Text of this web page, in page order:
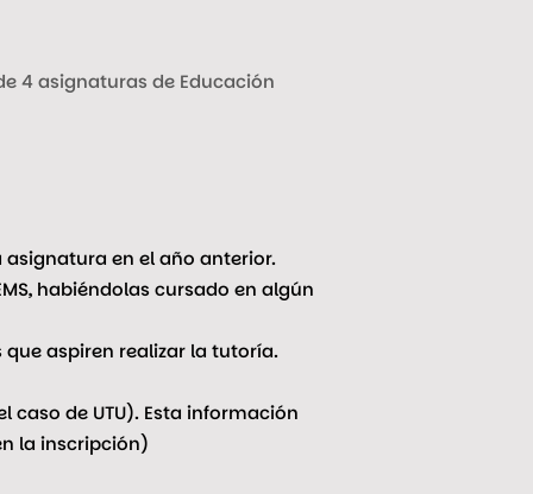
4 asignaturas de Educación
asignatura en el año anterior.
habiéndolas cursado en algún
que aspiren realizar la tutoría.
de UTU). Esta información
la inscripción)